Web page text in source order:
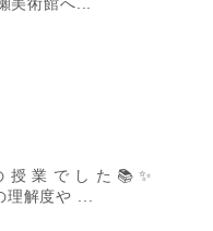
美術館へ...
授業でした📚✨
理解度や ...